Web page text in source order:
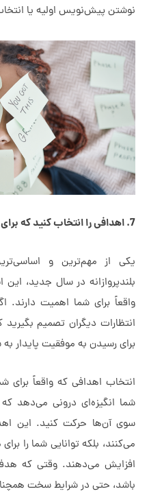
پیش‌نویس اولیه یا انتخاب
مهم‌ترین و اساسی‌ترین
در سال جدید، این است که
برای شما اهمیت دارند. اگر تنها
دیگران تصمیم بگیرید که
به موفقیت پایدار به شدت
اهدافی که واقعاً برای شما
درونی می‌دهد که باعث
حرکت کنید. این اهداف نه
بلکه توانایی شما را برای
می‌دهند. وقتی که هدف‌تان با
حتی در شرایط سخت همچنان ادامه